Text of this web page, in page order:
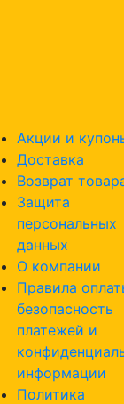
Акции и
Доставка
Возврат
Защита
персональных
данных
О компании
Правила
безопасность
платежей и
информации
Политика